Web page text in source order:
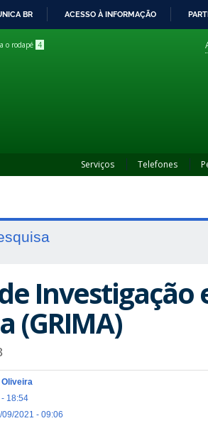
BR ACESSO À INFORMAÇÃO
o rodapé 4
Serviços Telefones
Investigação
(GRIMA)
18:54
2021 - 09:06